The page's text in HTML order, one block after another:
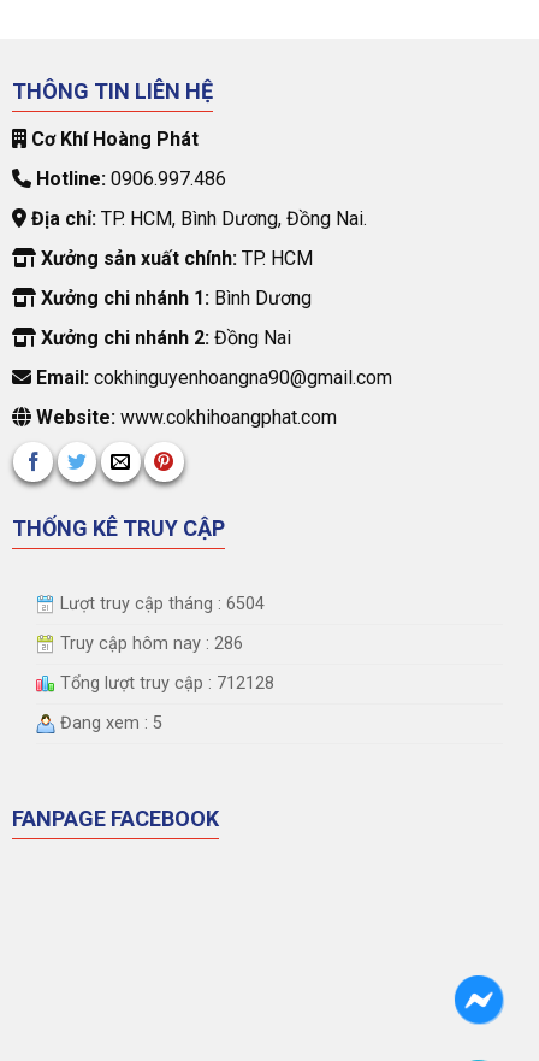
THÔNG TIN LIÊN HỆ
Cơ Khí Hoàng Phát
Hotline:0906.997.486
Địa chỉ:TP. HCM, Bình Dương, Đồng Nai.
Xưởng sản xuất chính:TP. HCM
Xưởng chi nhánh 1:Bình Dương
Xưởng chi nhánh 2:Đồng Nai
Email:cokhinguyenhoangna90@gmail.com
Website:www.cokhihoangphat.com
THỐNG KÊ TRUY CẬP
Lượt truy cập tháng : 6504
Truy cập hôm nay : 286
Tổng lượt truy cập : 712128
Đang xem : 5
FANPAGE FACEBOOK